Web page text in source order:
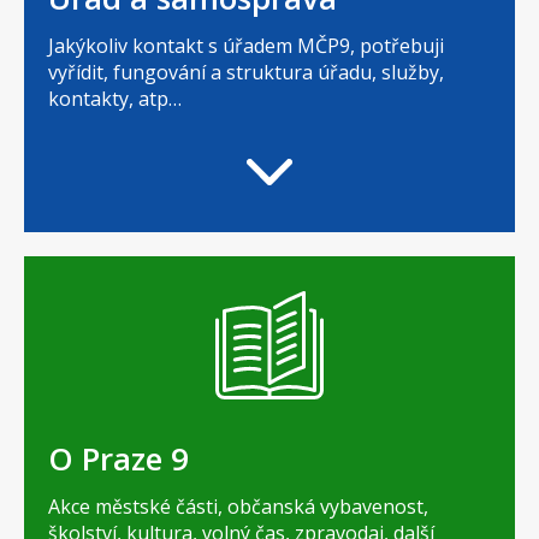
Jakýkoliv kontakt s úřadem MČP9, potřebuji
vyřídit, fungování a struktura úřadu, služby,
kontakty, atp…
O Praze 9
Akce městské části, občanská vybavenost,
školství, kultura, volný čas, zpravodaj, další